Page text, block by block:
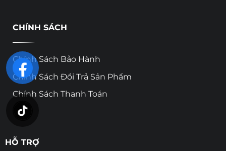
CHÍNH SÁCH
Chính Sách Bảo Hành
Chính Sách Đổi Trả Sản Phẩm
Chính Sách Thanh Toán
HỖ TRỢ